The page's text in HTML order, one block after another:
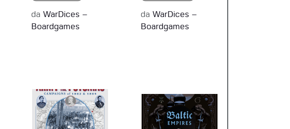
da WarDices –
Boardgames
da WarDices –
Boardgames